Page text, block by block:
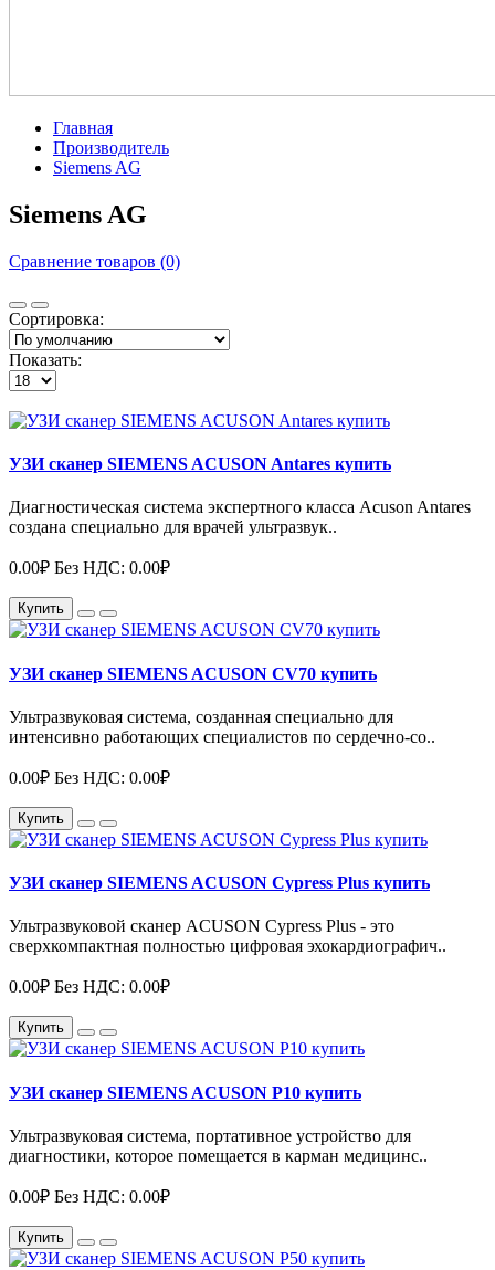
Главная
Производитель
Siemens AG
Siemens AG
Сравнение товаров (0)
Сортировка:
Показать:
УЗИ сканер SIEMENS ACUSON Antares купить
Диагностическая система экспертного класса Acuson Antares
создана специально для врачей ультразвук..
0.00₽ Без НДС: 0.00₽
Купить
УЗИ сканер SIEMENS ACUSON CV70 купить
Ультразвуковая система, созданная специально для
интенсивно работающих специалистов по сердечно-со..
0.00₽ Без НДС: 0.00₽
Купить
УЗИ сканер SIEMENS ACUSON Cypress Plus купить
Ультразвуковой сканер ACUSON Cypress Plus - это
сверхкомпактная полностью цифровая эхокардиографич..
0.00₽ Без НДС: 0.00₽
Купить
УЗИ сканер SIEMENS ACUSON P10 купить
Ультразвуковая система, портативное устройство для
диагностики, которое помещается в карман медицинс..
0.00₽ Без НДС: 0.00₽
Купить